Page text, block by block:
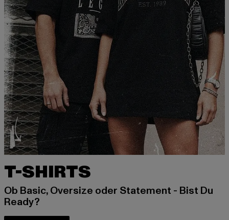
T-SHIRTS
Ob Basic, Oversize oder Statement - Bist Du
Ready?